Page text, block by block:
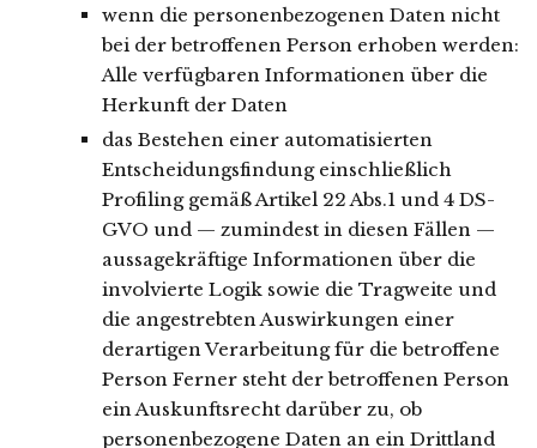
wenn die personenbezogenen Daten nicht
bei der betroffenen Person erhoben werden:
Alle verfügbaren Informationen über die
Herkunft der Daten
das Bestehen einer automatisierten
Entscheidungsfindung einschließlich
Profiling gemäß Artikel 22 Abs.1 und 4 DS-
GVO und — zumindest in diesen Fällen —
aussagekräftige Informationen über die
involvierte Logik sowie die Tragweite und
die angestrebten Auswirkungen einer
derartigen Verarbeitung für die betroffene
Person Ferner steht der betroffenen Person
ein Auskunftsrecht darüber zu, ob
personenbezogene Daten an ein Drittland